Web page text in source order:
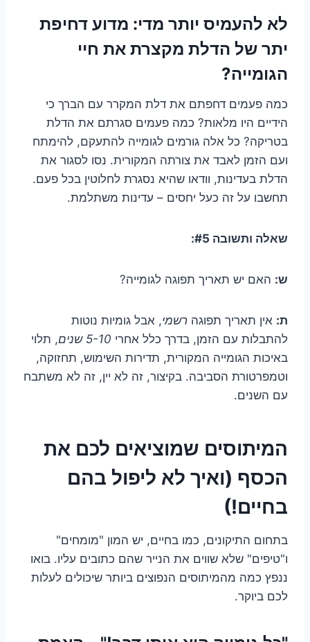
לא להעמיס יותר מדי: מדוע דחיפת
יתר של הדלת מקצרת את חיי
הגומייה?
כמה פעמים דחפתם את דלת המקרר עם הברך כי
הידיים היו מלאות? כמה פעמים סגרתם את הדלת
בטריקה? כל אלה גורמים לגומייה להתעקם, להימתח
ועם הזמן לאבד את צורתה המקורית. נסו לסגור את
הדלת בעדינות, וודאו שהיא נסגרת לחלוטין בכל פעם.
תחשבו על זה כעל יחסים – עדינות משתלמת.
שאלה ותשובה #5:
ש: האם יש תאריך תפוגה לגומייה?
ת: אין תאריך תפוגה רשמי, אבל גומיות נוטות
להתבלות עם הזמן, בדרך כלל אחרי 5-10 שנים
, תלוי
באיכות הגומייה המקורית, תדירות השימוש, תחזוקה,
וטמפרטורת הסביבה. בקיצור, זה לא יין, זה לא משתבח
עם השנים.
המיתוסים שמוציאים לכם את
הכסף (ואיך לא ליפול בהם
בחיים!)
בתחום התיקונים, כמו בחיים, יש המון "מומחים"
ו"טיפים" שלא שווים את הנייר שהם כתובים עליו. בואו
ננפץ כמה מהמיתוסים הנפוצים ביותר שיכולים לעלות
לכם ביוקר.